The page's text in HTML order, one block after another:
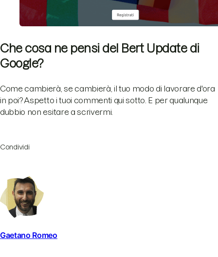
Che cosa ne pensi del Bert Update di
Google?
Come cambierà, se cambierà, il tuo modo di lavorare d'ora
in poi? Aspetto i tuoi commenti qui sotto. E per qualunque
dubbio non esitare a scrivermi.
Condividi
Gaetano Romeo